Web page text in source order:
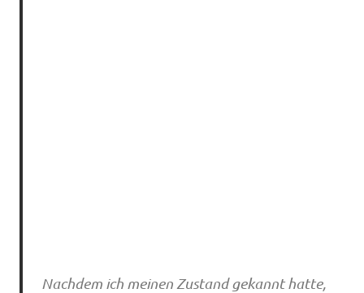
Nachdem ich meinen Zustand gekannt hatte,